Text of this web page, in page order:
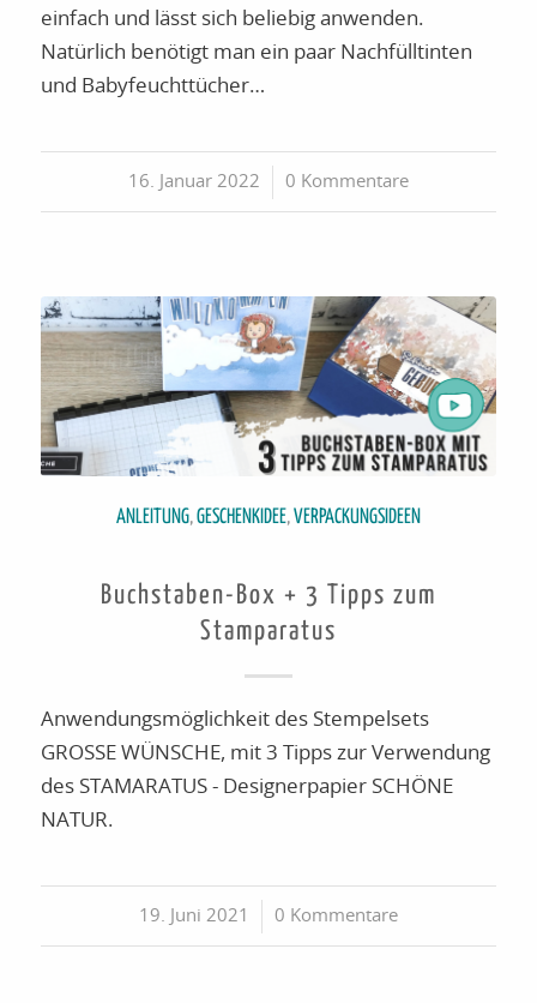
einfach und lässt sich beliebig anwenden.
Natürlich benötigt man ein paar Nachfülltinten
und Babyfeuchttücher…
16. Januar 2022
/ 0 Kommentare
ANLEITUNG,GESCHENKIDEE,VERPACKUNGSIDEEN
Buchstaben-Box + 3 Tipps zum
Stamparatus
Anwendungsmöglichkeit des Stempelsets
GROSSE WÜNSCHE, mit 3 Tipps zur Verwendung
des STAMARATUS - Designerpapier SCHÖNE
NATUR.
19. Juni 2021
/ 0 Kommentare